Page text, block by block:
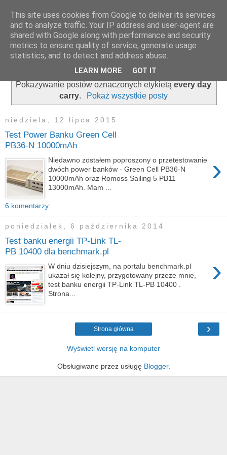
zapiski admina
Pokazywanie postów oznaczonych etykietą every day
carry. Pokaż wszystkie posty
niedziela, 12 lipca 2015
Test Power Banku Green Cell
PB36-N 10000mAh
›
Niedawno zostałem poproszony o przetestowanie
dwóch power banków - Green Cell PB36-N
10000mAh oraz Romoss Sailing 5 PB11
13000mAh. Mam ...
6 komentarzy:
poniedziałek, 6 października 2014
Test banku energii TP-Link TL-
PB 10400 dla benchmark.pl
›
W dniu dzisiejszym, na portalu benchmark.pl
ukazał się kolejny, przygotowany przeze mnie,
test banku energii TP-Link TL-PB 10400 .
Strona...
›
Strona główna
Wyświetl wersję na komputer
Obsługiwane przez usługę Blogger.
This site uses cookies from Google to deliver its services
and to analyze traffic. Your IP address and user-agent are
shared with Google along with performance and security
metrics to ensure quality of service, generate usage
statistics, and to detect and address abuse.
LEARN MORE GOT IT